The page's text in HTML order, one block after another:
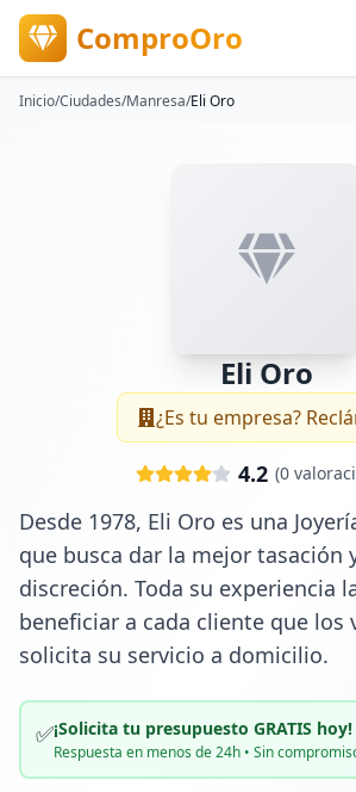
ComproOro
Inicio/Ciudades/Manresa/Eli Oro
Eli Oro
¿Es tu empresa?
4.2 (0
Desde 1978, Eli Oro es una
que busca dar la mejor tasación
discreción. Toda su experiencia
beneficiar a cada cliente que los
solicita su servicio a domicilio.
✅¡Solicita tu presupuesto GRATIS hoy!
Respuesta en menos de 24h • Sin